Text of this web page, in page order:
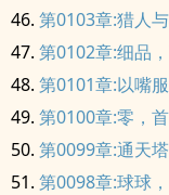
第0103章:猎人
第0102章:细品
第0101章:以嘴
第0100章:零，
第0099章:通天
第0098章:球球